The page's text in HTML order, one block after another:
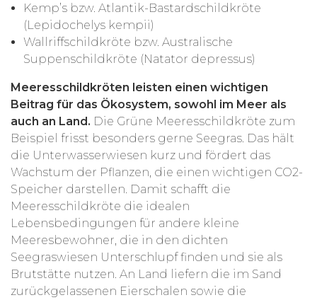
Kemp’s bzw. Atlantik-Bastardschildkröte
(Lepidochelys kempii)
Wallriffschildkröte bzw. Australische
Suppenschildkröte (Natator depressus)
Meeresschildkröten leisten einen wichtigen
Beitrag für das Ökosystem, sowohl im Meer als
auch an Land. Die Grüne Meeresschildkröte zum
Beispiel frisst besonders gerne Seegras. Das hält
die Unterwasserwiesen kurz und fördert das
Wachstum der Pflanzen, die einen wichtigen CO2-
Speicher darstellen. Damit schafft die
Meeresschildkröte die idealen
Lebensbedingungen für andere kleine
Meeresbewohner, die in den dichten
Seegraswiesen Unterschlupf finden und sie als
Brutstätte nutzen. An Land liefern die im Sand
zurückgelassenen Eierschalen sowie die